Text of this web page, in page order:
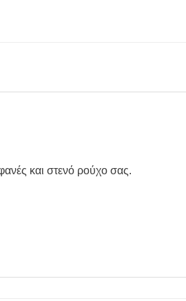
και στενό ρούχο σας.